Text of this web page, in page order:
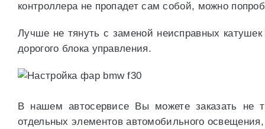
контроллера не пропадет сам собой, можно
Лучше не тянуть с заменой неисправных
дорогого блока управления.
В нашем автосервисе Вы можете заказать
отдельных элементов автомобильного